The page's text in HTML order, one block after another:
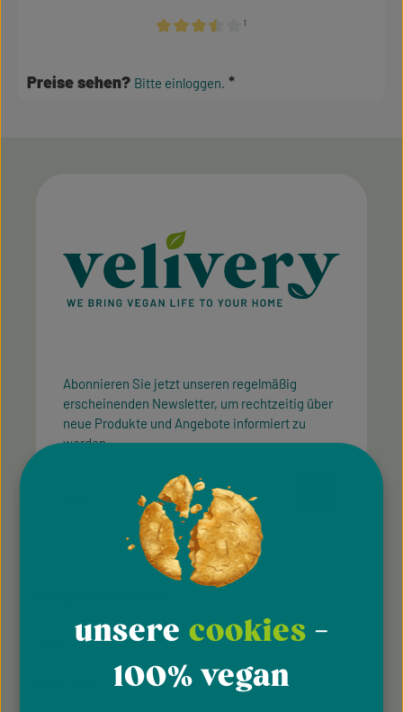
¹
Preise sehen? Bitte einloggen.
Abonnieren Sie jetzt unseren regelmäßig
erscheinenden Newsletter, um rechtzeitig über
neue Produkte und Angebote informiert zu
werden.
Datenschutz
Datenschutzbestimmungen
Kenntnis genommen und dieAGBgelesen und bin
Diese Seite ist durch reCAPTCHA geschützt und es gelten die
Datenschutzrichtlinie undNutzungsbedingungen
Die mit einem Stern (*) markierten Felder sind
Über Unsunsere cookies -
100% vegan